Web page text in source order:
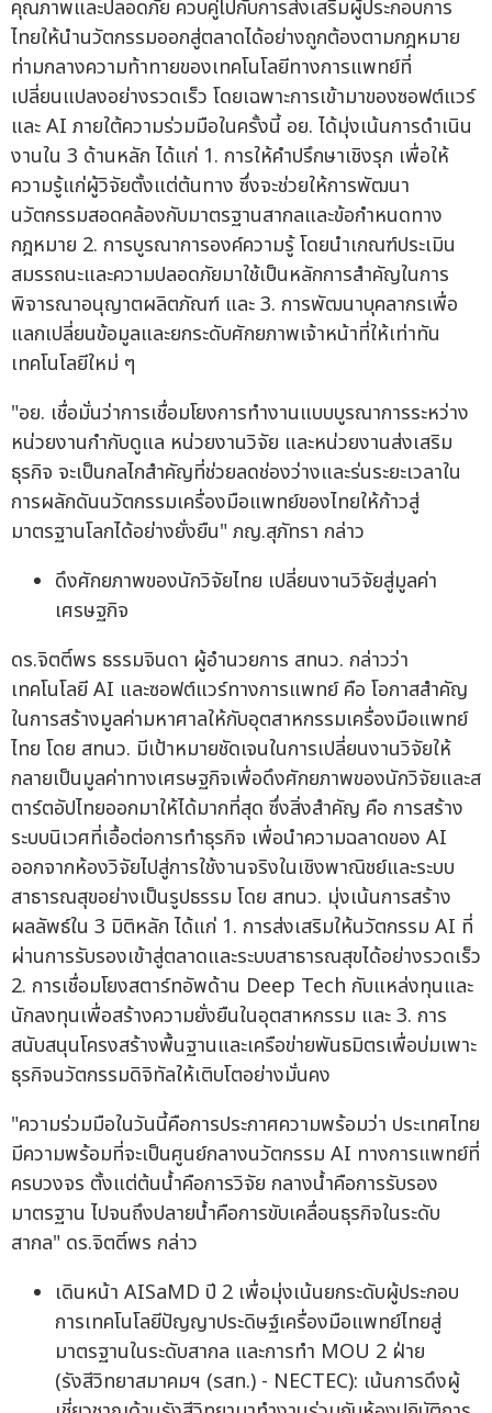
คุณภาพและปลอดภัย ควบคู่ไปกับการส่งเสริมผู้ประกอบการ
ไทยให้นำนวัตกรรมออกสู่ตลาดได้อย่างถูกต้องตามกฎหมาย
ท่ามกลางความท้าทายของเทคโนโลยีทางการแพทย์ที่
เปลี่ยนแปลงอย่างรวดเร็ว โดยเฉพาะการเข้ามาของซอฟต์แวร์
และ AI ภายใต้ความร่วมมือในครั้งนี้ อย. ได้มุ่งเน้นการดำเนิน
งานใน 3 ด้านหลัก ได้แก่ 1. การให้คำปรึกษาเชิงรุก เพื่อให้
ความรู้แก่ผู้วิจัยตั้งแต่ต้นทาง ซึ่งจะช่วยให้การพัฒนา
นวัตกรรมสอดคล้องกับมาตรฐานสากลและข้อกำหนดทาง
กฎหมาย 2. การบูรณาการองค์ความรู้ โดยนำเกณฑ์ประเมิน
สมรรถนะและความปลอดภัยมาใช้เป็นหลักการสำคัญในการ
พิจารณาอนุญาตผลิตภัณฑ์ และ 3. การพัฒนาบุคลากรเพื่อ
แลกเปลี่ยนข้อมูลและยกระดับศักยภาพเจ้าหน้าที่ให้เท่าทัน
เทคโนโลยีใหม่ ๆ
"อย. เชื่อมั่นว่าการเชื่อมโยงการทำงานแบบบูรณาการระหว่าง
หน่วยงานกำกับดูแล หน่วยงานวิจัย และหน่วยงานส่งเสริม
ธุรกิจ จะเป็นกลไกสำคัญที่ช่วยลดช่องว่างและร่นระยะเวลาใน
การผลักดันนวัตกรรมเครื่องมือแพทย์ของไทยให้ก้าวสู่
มาตรฐานโลกได้อย่างยั่งยืน" ภญ.สุภัทรา กล่าว
ดึงศักยภาพของนักวิจัยไทย เปลี่ยนงานวิจัยสู่มูลค่า
เศรษฐกิจ
ดร.จิตติ์พร ธรรมจินดา ผู้อำนวยการ สทนว. กล่าวว่า
เทคโนโลยี AI และซอฟต์แวร์ทางการแพทย์ คือ โอกาสสำคัญ
ในการสร้างมูลค่ามหาศาลให้กับอุตสาหกรรมเครื่องมือแพทย์
ไทย โดย สทนว. มีเป้าหมายชัดเจนในการเปลี่ยนงานวิจัยให้
กลายเป็นมูลค่าทางเศรษฐกิจเพื่อดึงศักยภาพของนักวิจัยและส
ตาร์ตอัปไทยออกมาให้ได้มากที่สุด ซึ่งสิ่งสำคัญ คือ การสร้าง
ระบบนิเวศที่เอื้อต่อการทำธุรกิจ เพื่อนำความฉลาดของ AI
ออกจากห้องวิจัยไปสู่การใช้งานจริงในเชิงพาณิชย์และระบบ
สาธารณสุขอย่างเป็นรูปธรรม โดย สทนว. มุ่งเน้นการสร้าง
ผลลัพธ์ใน 3 มิติหลัก ได้แก่ 1. การส่งเสริมให้นวัตกรรม AI ที่
ผ่านการรับรองเข้าสู่ตลาดและระบบสาธารณสุขได้อย่างรวดเร็ว
2. การเชื่อมโยงสตาร์ทอัพด้าน Deep Tech กับแหล่งทุนและ
นักลงทุนเพื่อสร้างความยั่งยืนในอุตสาหกรรม และ 3. การ
สนับสนุนโครงสร้างพื้นฐานและเครือข่ายพันธมิตรเพื่อบ่มเพาะ
ธุรกิจนวัตกรรมดิจิทัลให้เติบโตอย่างมั่นคง
"ความร่วมมือในวันนี้คือการประกาศความพร้อมว่า ประเทศไทย
มีความพร้อมที่จะเป็นศูนย์กลางนวัตกรรม AI ทางการแพทย์ที่
ครบวงจร ตั้งแต่ต้นน้ำคือการวิจัย กลางน้ำคือการรับรอง
มาตรฐาน ไปจนถึงปลายน้ำคือการขับเคลื่อนธุรกิจในระดับ
สากล" ดร.จิตติ์พร กล่าว
เดินหน้า AISaMD ปี 2 เพื่อมุ่งเน้นยกระดับผู้ประกอบ
การเทคโนโลยีปัญญาประดิษฐ์เครื่องมือแพทย์ไทยสู่
มาตรฐานในระดับสากล และการทำ MOU 2 ฝ่าย
(รังสีวิทยาสมาคมฯ (รสท.) - NECTEC): เน้นการดึงผู้